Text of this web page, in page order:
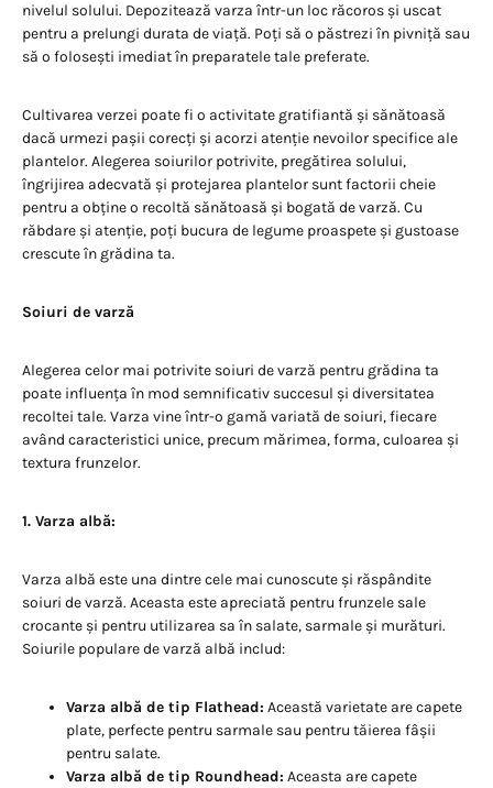
nivelul solului. Depozitează varza într-un loc răcoros și uscat
pentru a prelungi durata de viață. Poți să o păstrezi în pivniță sau
să o folosești imediat în preparatele tale preferate.
Cultivarea verzei poate fi o activitate gratifiantă și sănătoasă
dacă urmezi pașii corecți și acorzi atenție nevoilor specifice ale
plantelor. Alegerea soiurilor potrivite, pregătirea solului,
îngrijirea adecvată și protejarea plantelor sunt factorii cheie
pentru a obține o recoltă sănătoasă și bogată de varză. Cu
răbdare și atenție, poți bucura de legume proaspete și gustoase
crescute în grădina ta.
Soiuri de varză
Alegerea celor mai potrivite soiuri de varză pentru grădina ta
poate influența în mod semnificativ succesul și diversitatea
recoltei tale. Varza vine într-o gamă variată de soiuri, fiecare
având caracteristici unice, precum mărimea, forma, culoarea și
textura frunzelor.
1. Varza albă:
Varza albă este una dintre cele mai cunoscute și răspândite
soiuri de varză. Aceasta este apreciată pentru frunzele sale
crocante și pentru utilizarea sa în salate, sarmale și murături.
Soiurile populare de varză albă includ:
Varza albă de tip Flathead: Această varietate are capete
plate, perfecte pentru sarmale sau pentru tăierea fâșii
pentru salate.
Varza albă de tip Roundhead: Aceasta are capete